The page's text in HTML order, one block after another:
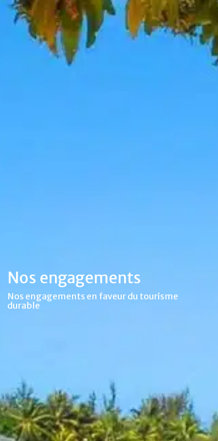
Nos engagements
Nos engagements en faveur du tourisme
durable